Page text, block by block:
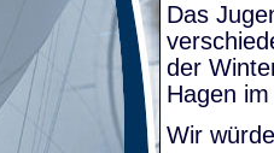
Das
der
Hagen
Wir